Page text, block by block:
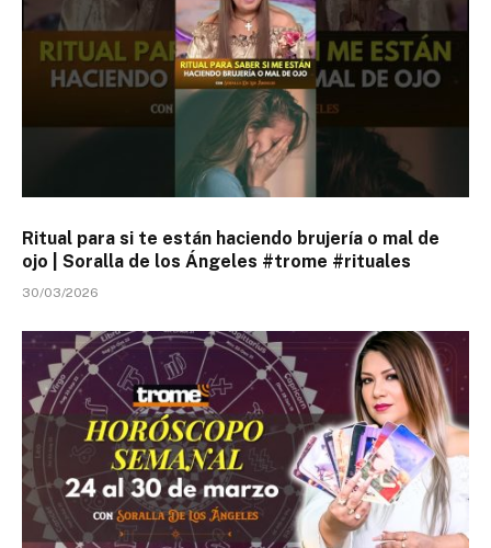
Ritual para si te están haciendo brujería o mal de
ojo | Soralla de los Ángeles #trome #rituales
30/03/2026